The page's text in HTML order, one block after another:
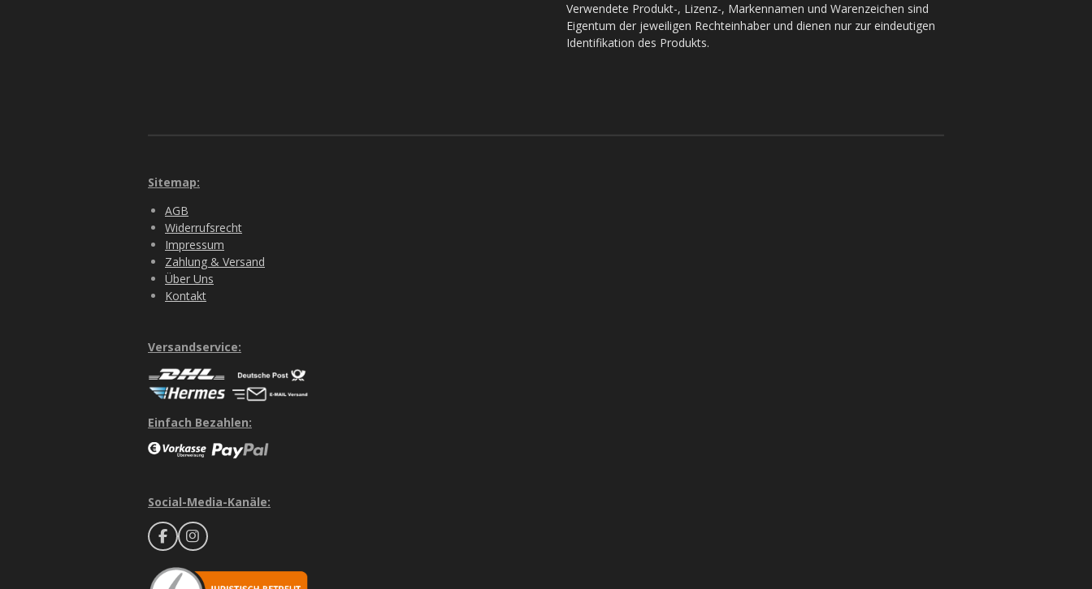
Verwendete Produkt-, Lizenz-, Marken­namen und Warenzeichen sind
Eigentum der jeweiligen Rechteinhaber und dienen nur zur eindeutigen
Identifikation des Produkts.
Sitemap:
AGB
Widerrufsrecht
Impressum
Zahlung & Versand
Über Uns
Kontakt
Versandservice:
Einfach Bezahlen:
Social-Media-Kanäle:
F
a
c
e
I
n
t